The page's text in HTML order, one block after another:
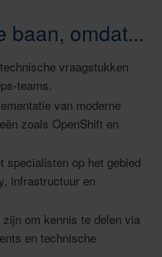
baan, omdat...
vraagstukken
teams.
van moderne
zoals OpenShift en
specialisten op het gebied
infrastructuur en
om kennis te delen via
en technische